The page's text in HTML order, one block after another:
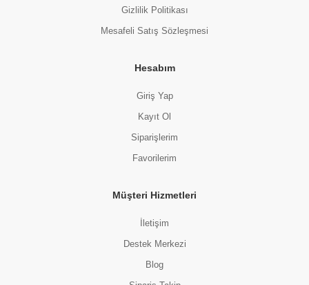
Gizlilik Politikası
Mesafeli Satış Sözleşmesi
Hesabım
Giriş Yap
Kayıt Ol
Siparişlerim
Favorilerim
Müşteri Hizmetleri
İletişim
Destek Merkezi
Blog